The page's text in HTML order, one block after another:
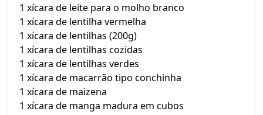
1 xícara de leite para o molho branco
1 xícara de lentilha vermelha
1 xícara de lentilhas (200g)
1 xícara de lentilhas cozidas
1 xícara de lentilhas verdes
1 xícara de macarrão tipo conchinha
1 xícara de maizena
1 xícara de manga madura em cubos